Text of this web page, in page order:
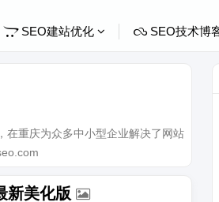
SEO建站优化 SEO技术博
在重庆为众多中小型企业解决了网站
新美化版